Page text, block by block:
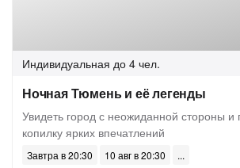
Индивидуальная до 4 чел.
Ночная Тюмень и её легенды
Увидеть город с неожиданной стороны и
копилку ярких впечатлений
Завтра в 20:30
10 авг в 20:30